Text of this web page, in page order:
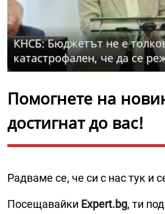
КНСБ: Бюджетът не е
катастрофален, че да се
Помогнете на
достигнат до вас!
Радваме се, че си с нас тук и
Посещавайки Expert.bg, ти